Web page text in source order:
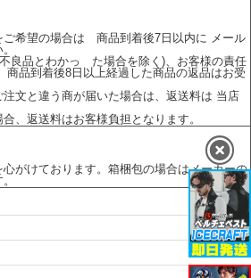
希望の場合は 商品到着後7日以内に メール
良品とわかっ た場合を除く)、お客様の責任
商品到着後8日以上経過した商品の返品はお受
文と違う商が届いた場合は、返送料は 当店
、返送料はお客様負担となります。
がけております。箱梱包の場合はメーカーの